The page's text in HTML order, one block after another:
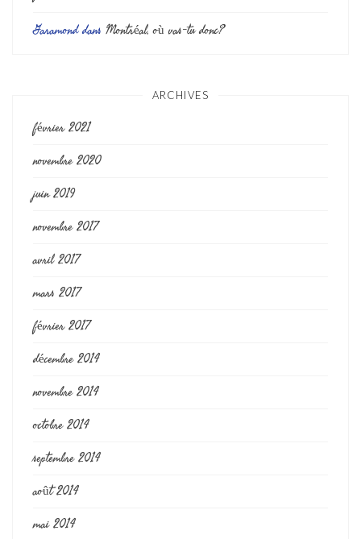
Garamonddans Montréal, où vas-tu donc?
ARCHIVES
février 2021
novembre 2020
juin 2019
novembre 2017
avril 2017
mars 2017
février 2017
décembre 2014
novembre 2014
octobre 2014
septembre 2014
août 2014
mai 2014